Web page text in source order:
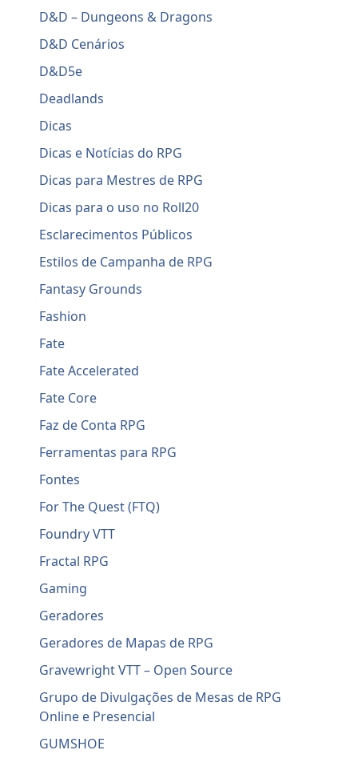
D&D – Dungeons & Dragons
D&D Cenários
D&D5e
Deadlands
Dicas
Dicas e Notícias do RPG
Dicas para Mestres de RPG
Dicas para o uso no Roll20
Esclarecimentos Públicos
Estilos de Campanha de RPG
Fantasy Grounds
Fashion
Fate
Fate Accelerated
Fate Core
Faz de Conta RPG
Ferramentas para RPG
Fontes
For The Quest (FTQ)
Foundry VTT
Fractal RPG
Gaming
Geradores
Geradores de Mapas de RPG
Gravewright VTT – Open Source
Grupo de Divulgações de Mesas de RPG
Online e Presencial
GUMSHOE